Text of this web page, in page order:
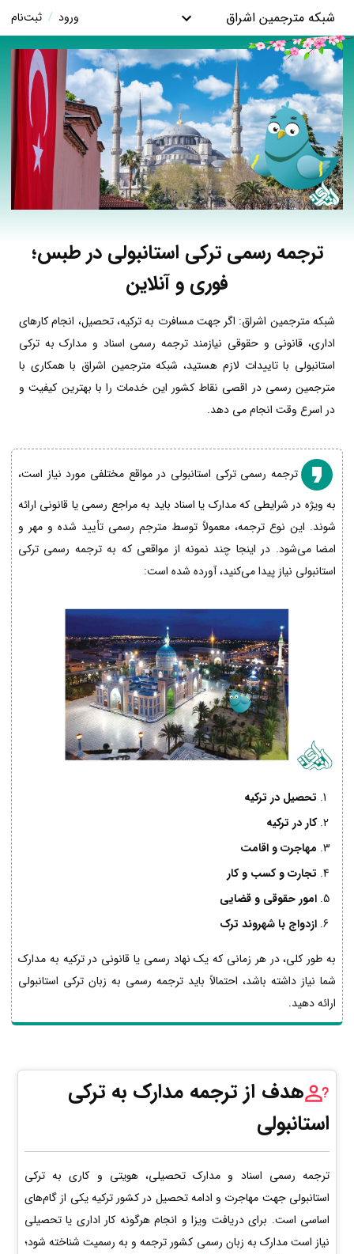
شبکه مترجمین اشراق ورود / ثبت‌نام
ترجمه رسمی ترکی استانبولی در طبس؛
فوری و آنلاین
شبکه مترجمین اشراق: اگر جهت مسافرت به ترکیه، تحصیل، انجام کارهای
اداری، قانونی و حقوقی نیازمند ترجمه رسمی اسناد و مدارک به ترکی
استانبولی با تاییدات لازم هستید، شبکه مترجمین اشراق با همکاری با
مترجمین رسمی در اقصی نقاط کشور این خدمات را با بهترین کیفیت و
در اسرع وقت انجام می دهد.
ترجمه رسمی ترکی استانبولی در مواقع مختلفی مورد نیاز است،
به ویژه در شرایطی که مدارک یا اسناد باید به مراجع رسمی یا قانونی ارائه
شوند. این نوع ترجمه، معمولاً توسط مترجم رسمی تأیید شده و مهر و
امضا می‌شود. در اینجا چند نمونه از مواقعی که به ترجمه رسمی ترکی
استانبولی نیاز پیدا می‌کنید، آورده شده است:
تحصیل در ترکیه
کار در ترکیه
مهاجرت و اقامت
تجارت و کسب و کار
امور حقوقی و قضایی
ازدواج با شهروند ترک
به طور کلی، در هر زمانی که یک نهاد رسمی یا قانونی در ترکیه به مدارک
شما نیاز داشته باشد، احتمالاً باید ترجمه رسمی به زبان ترکی استانبولی
ارائه دهید.
هدف از ترجمه مدارک به ترکی
استانبولی
ترجمه رسمی اسناد و مدارک تحصیلی، هویتی و کاری به ترکی
استانبولی جهت مهاجرت و ادامه تحصیل در کشور ترکیه یکی از گام‌های
اساسی است. برای دریافت ویزا و انجام هرگونه کار اداری یا تحصیلی
نیاز است مدارک به زبان رسمی کشور ترجمه و به رسمیت شناخته شود؛